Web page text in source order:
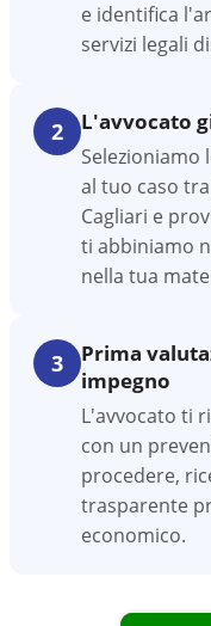
e identifica
servizi legali
2 L'avvocato
Selezioniamo
al tuo caso
Cagliari e
ti abbiniamo
nella tua
3
Prima
impegno
L'avvocato ti
con un
procedere,
trasparente
economico.